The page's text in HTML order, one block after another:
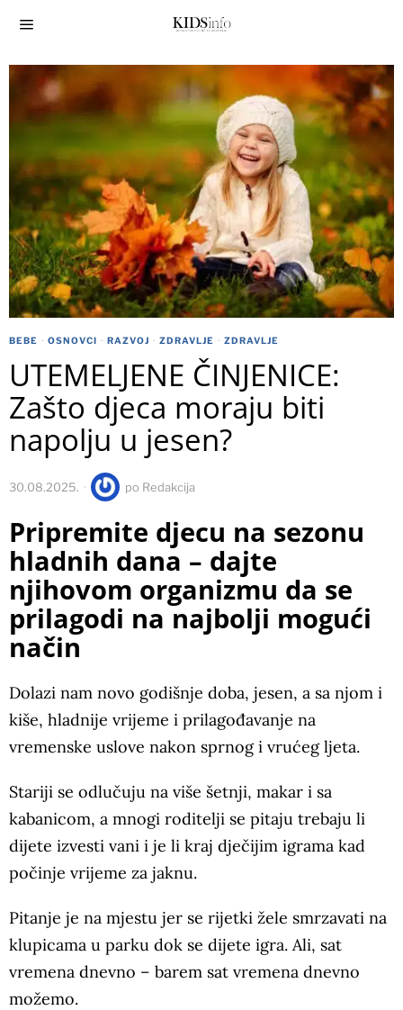
BEBE · OSNOVCI · RAZVOJ · ZDRAVLJE · ZDRAVLJE
UTEMELJENE ČINJENICE:
Zašto djeca moraju biti
napolju u jesen?
30.08.2025. po Redakcija
Pripremite djecu na sezonu
hladnih dana – dajte
njihovom organizmu da se
prilagodi na najbolji mogući
način
Dolazi nam novo godišnje doba, jesen, a sa njom i
kiše, hladnije vrijeme i prilagođavanje na
vremenske uslove nakon sprnog i vrućeg ljeta.
Stariji se odlučuju na više šetnji, makar i sa
kabanicom, a mnogi roditelji se pitaju trebaju li
dijete izvesti vani i je li kraj dječijim igrama kad
počinje vrijeme za jaknu.
Pitanje je na mjestu jer se rijetki žele smrzavati na
klupicama u parku dok se dijete igra. Ali, sat
vremena dnevno – barem sat vremena dnevno
možemo.